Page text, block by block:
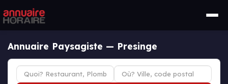
Annuaire Paysagiste — Presinge